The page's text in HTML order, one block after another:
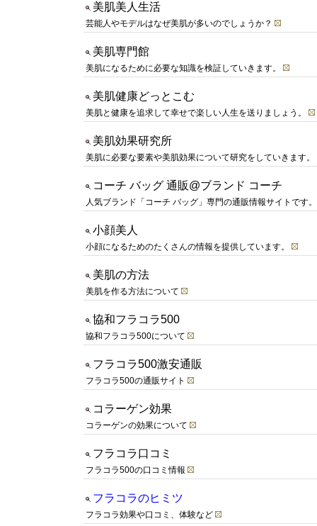
美肌美人生活
芸能人やモデルはなぜ美肌が多いのでしょうか？
美肌専門館
美肌になるために必要な知識を検証していきます。
美肌健康どっとこむ
美肌と健康を追求して幸せで楽しい人生を送りましょう。
美肌効果研究所
美肌に必要な要素や美肌効果について研究をしていきます。
コーチ バッグ 通販@ブランド コーチ
人気ブランド「コーチ バッグ」専門の通販情報サイトです
小顔美人
小顔になるためのたくさんの情報を提供しています。
美肌の方法
美肌を作る方法について
協和フラコラ500
協和フラコラ500について
フラコラ500激安通販
フラコラ500の通販サイト
コラーゲン効果
コラーゲンの効果について
フラコラ口コミ
フラコラ500の口コミ情報
フラコラのヒミツ
フラコラ効果や口コミ、体験など